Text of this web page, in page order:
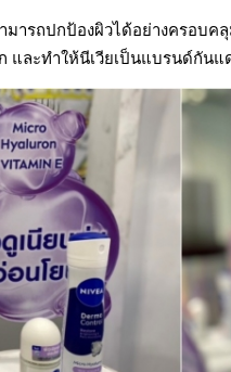
ถปกป้องผิวได้อย่างครอบคลุ
และทำให้นีเวียเป็นแบรนด์กัน